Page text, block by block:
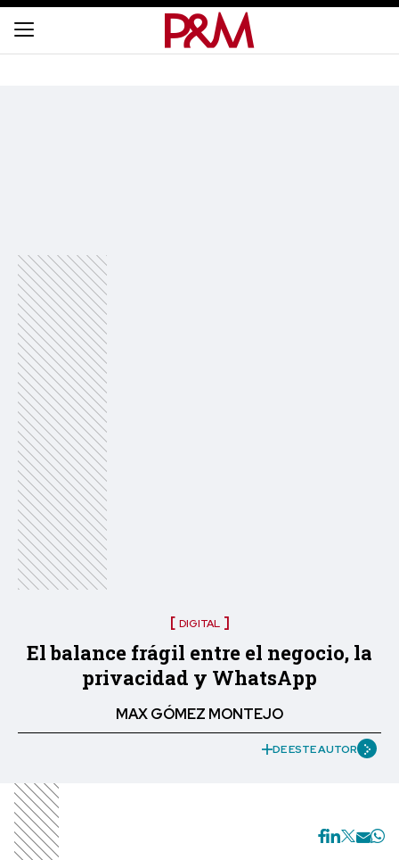
DIGITAL
El balance frágil entre el negocio, la
privacidad y WhatsApp
MAX GÓMEZ MONTEJO
DE ESTE AUTOR